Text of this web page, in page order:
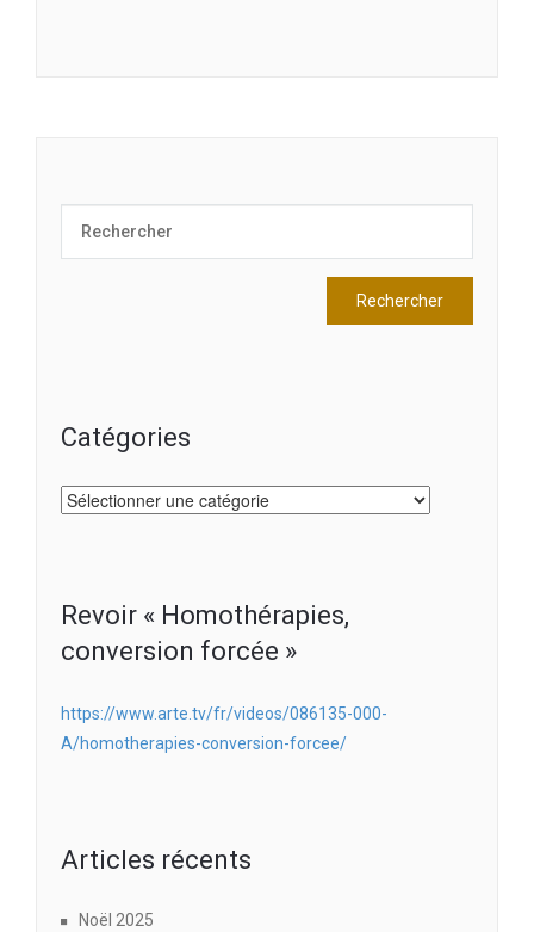
Catégories
Catégories
Revoir « Homothérapies,
conversion forcée »
https://www.arte.tv/fr/videos/086135-000-
A/homotherapies-conversion-forcee/
Articles récents
Noël 2025